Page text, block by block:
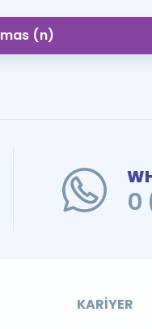
(n)
0
KARIYER